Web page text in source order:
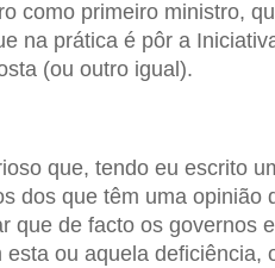
como primeiro ministro,
na prática é pôr a
(ou outro igual).
que, tendo eu escrito
dos que têm uma opinião
que de facto os governos
esta ou aquela deficiência,